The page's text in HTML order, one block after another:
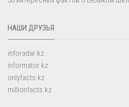
НАШИ ДРУЗЬЯ
inforadar.kz
informator.kz
onlyfacts.kz
millionfacts.kz